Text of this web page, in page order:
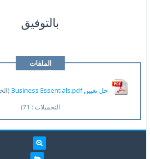
بالتوفيق
الملفات
المرفقة
حل تعيين Business Essentials.pdf
التحميلات : 71)